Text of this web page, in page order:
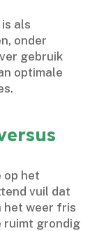
als
onder
gebruik
optimale
op het
vuil dat
het weer fris
ruimt grondig